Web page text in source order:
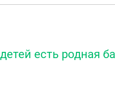
есть родная